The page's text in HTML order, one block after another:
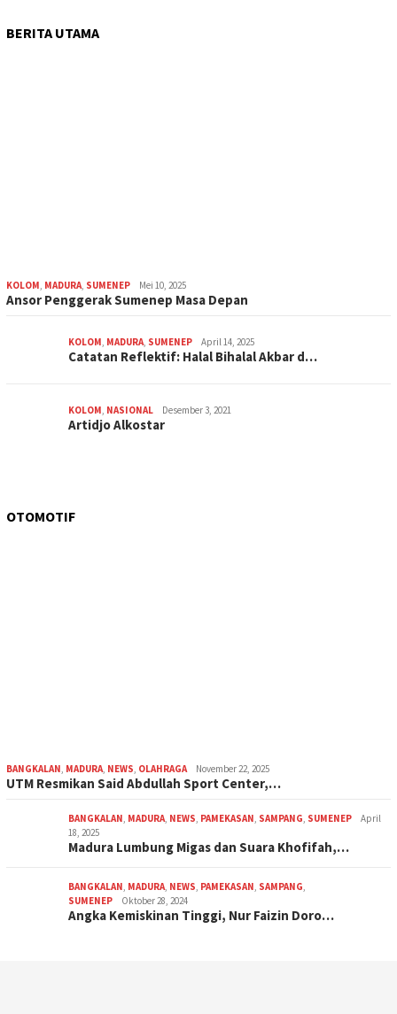
BERITA UTAMA
KOLOM, MADURA, SUMENEP Mei 10, 2025
Ansor Penggerak Sumenep Masa Depan
KOLOM, MADURA, SUMENEP April 14, 2025
Catatan Reflektif: Halal Bihalal Akbar d…
KOLOM, NASIONAL Desember 3, 2021
Artidjo Alkostar
OTOMOTIF
BANGKALAN, MADURA, NEWS, OLAHRAGA November 22, 2025
UTM Resmikan Said Abdullah Sport Center,…
BANGKALAN, MADURA, NEWS, PAMEKASAN, SAMPANG, SUMENEP
April
18, 2025
Madura Lumbung Migas dan Suara Khofifah,…
BANGKALAN, MADURA, NEWS, PAMEKASAN, SAMPANG,
SUMENEP
Oktober 28, 2024
Angka Kemiskinan Tinggi, Nur Faizin Doro…